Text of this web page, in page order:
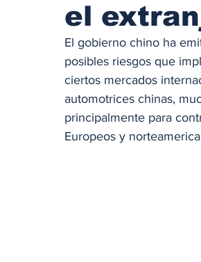
el
El gobierno chino ha
posibles riesgos que
ciertos mercados
automotrices chinas,
principalmente para
Europeos y